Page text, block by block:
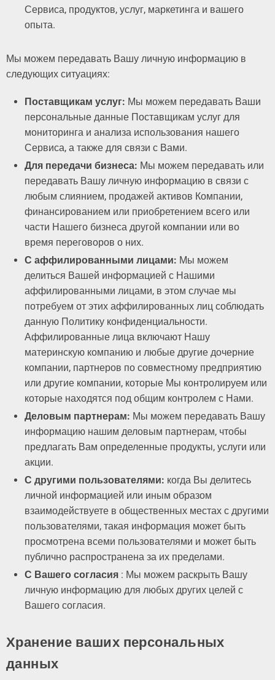
Сервиса, продуктов, услуг, маркетинга и вашего
опыта.
Мы можем передавать Вашу личную информацию в
следующих ситуациях:
Поставщикам услуг: Мы можем передавать Ваши
персональные данные Поставщикам услуг для
мониторинга и анализа использования нашего
Сервиса, а также для связи с Вами.
Для передачи бизнеса: Мы можем передавать или
передавать Вашу личную информацию в связи с
любым слиянием, продажей активов Компании,
финансированием или приобретением всего или
части Нашего бизнеса другой компании или во
время переговоров о них.
С аффилированными лицами: Мы можем
делиться Вашей информацией с Нашими
аффилированными лицами, в этом случае мы
потребуем от этих аффилированных лиц соблюдать
данную Политику конфиденциальности.
Аффилированные лица включают Нашу
материнскую компанию и любые другие дочерние
компании, партнеров по совместному предприятию
или другие компании, которые Мы контролируем или
которые находятся под общим контролем с Нами.
Деловым партнерам: Мы можем передавать Вашу
информацию нашим деловым партнерам, чтобы
предлагать Вам определенные продукты, услуги или
акции.
С другими пользователями: когда Вы делитесь
личной информацией или иным образом
взаимодействуете в общественных местах с другими
пользователями, такая информация может быть
просмотрена всеми пользователями и может быть
публично распространена за их пределами.
С Вашего согласия : Мы можем раскрыть Вашу
личную информацию для любых других целей с
Вашего согласия.
Хранение ваших персональных
данных